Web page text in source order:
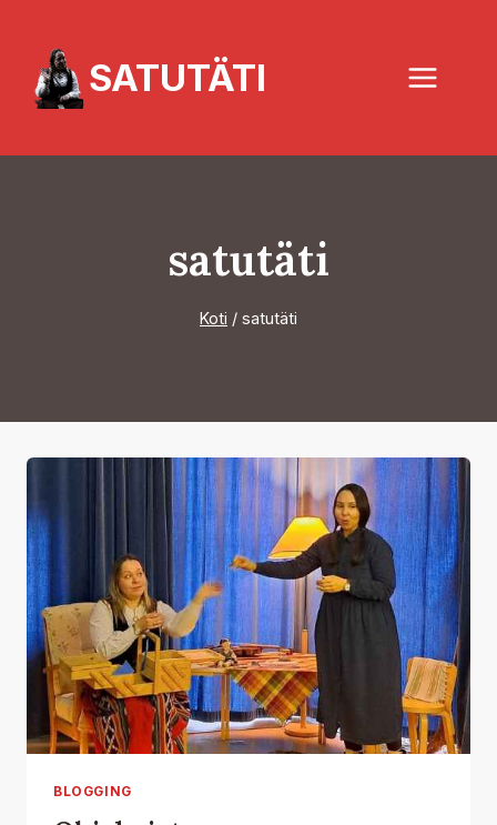
sisältöön
SATUTÄTI
satutäti
Koti / satutäti
BLOGGING